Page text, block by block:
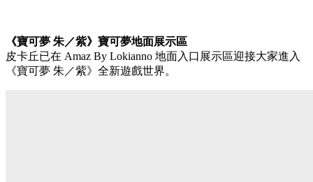
《寶可夢 朱／紫》寶可夢地面展示區
皮卡丘已在 Amaz By Lokianno 地面入口展示區迎接大家進入
《寶可夢 朱／紫》全新遊戲世界。